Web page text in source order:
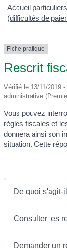
Accueil particuliers
(difficultés de
Fiche pratique
Rescrit
Vérifié le 13/11/2019
administrative
Vous pouvez
règles fiscales et
donnera ainsi son
situation. Cette
De quoi s'agit-
Consulter les
Demander un